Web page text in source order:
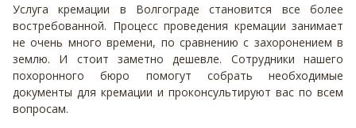
Услуга кремации в Волгограде становится все более
востребованной. Процесс проведения кремации занимает
не очень много времени, по сравнению с захоронением в
землю. И стоит заметно дешевле. Сотрудники нашего
похоронного бюро помогут собрать необходимые
документы для кремации и проконсультируют вас по всем
вопросам.